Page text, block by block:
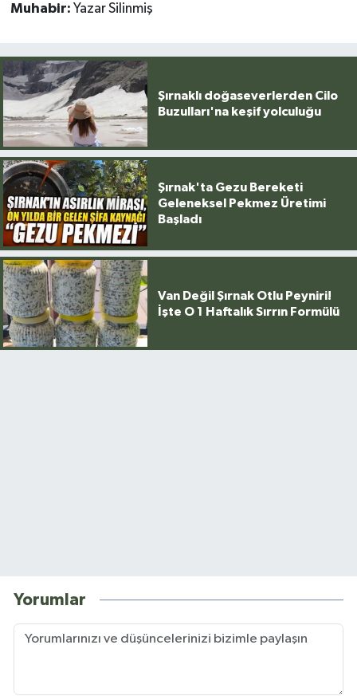
Muhabir: Yazar Silinmiş
Şırnaklı doğaseverlerden Cilo
Buzulları'na keşif yolculuğu
Şırnak'ta Gezu Bereketi
Geleneksel Pekmez Üretimi
Başladı
Van Değil Şırnak Otlu Peyniri!
İşte O 1 Haftalık Sırrın Formülü
Yorumlar